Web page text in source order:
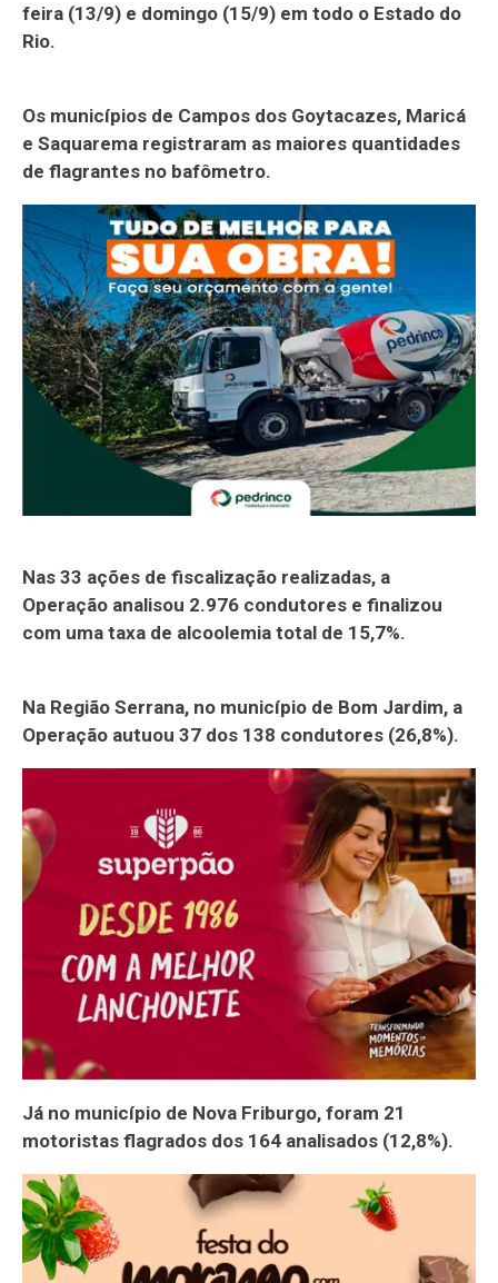
feira (13/9) e domingo (15/9) em todo o Estado do
Rio.
Os municípios de Campos dos Goytacazes, Maricá
e Saquarema registraram as maiores quantidades
de flagrantes no bafômetro.
Nas 33 ações de fiscalização realizadas, a
Operação analisou 2.976 condutores e finalizou
com uma taxa de alcoolemia total de 15,7%.
Na Região Serrana, no município de Bom Jardim, a
Operação autuou 37 dos 138 condutores (26,8%).
Já no município de Nova Friburgo, foram 21
motoristas flagrados dos 164 analisados (12,8%).